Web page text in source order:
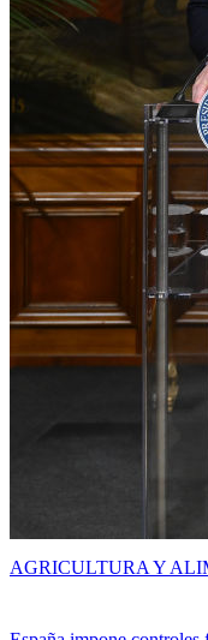
AGRICULTURA Y